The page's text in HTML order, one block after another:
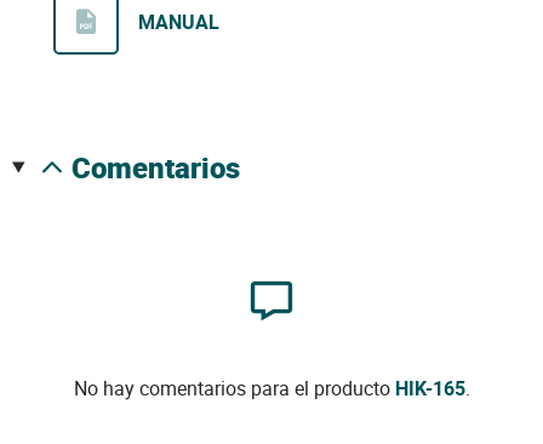
MANUAL
comentarios
No hay comentarios para el producto HIK-165.